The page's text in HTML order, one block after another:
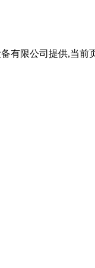
有限公司提供,当前